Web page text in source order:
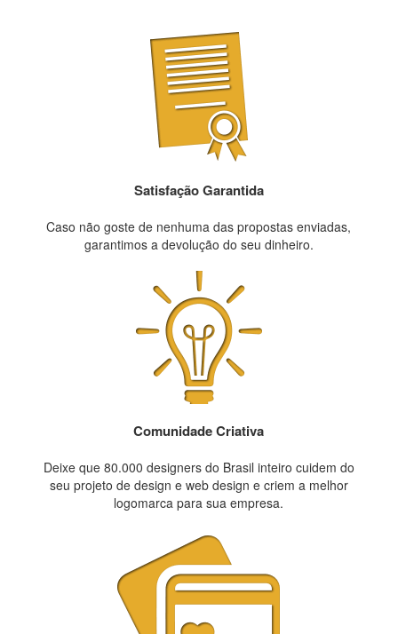
Satisfação Garantida
Caso não goste de nenhuma das propostas enviadas,
garantimos a devolução do seu dinheiro.
Comunidade Criativa
Deixe que 80.000 designers do Brasil inteiro cuidem do
seu projeto de design e web design e criem a melhor
logomarca para sua empresa.